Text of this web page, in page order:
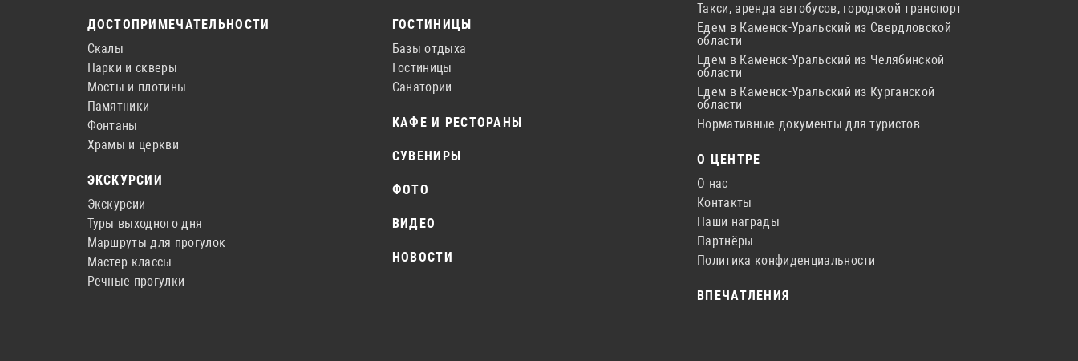
ДОСТОПРИМЕЧАТЕЛЬНОСТИ
Скалы
Парки и скверы
Мосты и плотины
Памятники
Фонтаны
Храмы и церкви
ЭКСКУРСИИ
Экскурсии
Туры выходного дня
Маршруты для прогулок
Мастер-классы
Речные прогулки
ГОСТИНИЦЫ
Базы отдыха
Гостиницы
Санатории
КАФЕ И РЕСТОРАНЫ
СУВЕНИРЫ
ФОТО
ВИДЕО
НОВОСТИ
Такси, аренда автобусов, городской транспорт
Едем в Каменск-Уральский из Свердловской
области
Едем в Каменск-Уральский из Челябинской
области
Едем в Каменск-Уральский из Курганской
области
Нормативные документы для туристов
О ЦЕНТРЕ
О нас
Контакты
Наши награды
Партнёры
Политика конфиденциальности
ВПЕЧАТЛЕНИЯ